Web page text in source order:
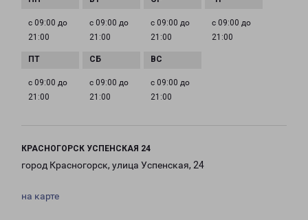
с 09:00 до
21:00
с 09:00 до
21:00
с 09:00 до
21:00
с 09:00 до
21:00
с 09:00 до
21:00
с 09:00 до
21:00
с 09:00 до
21:00
КРАСНОГОРСК УСПЕНСКАЯ 24
город Красногорск, улица Успенская, 24
на карте